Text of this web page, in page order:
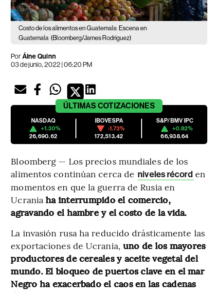
Costo de los alimentos en Guatemala Escena en
Guatemala (Bloomberg/James Rodriguez)
PorÁine Quinn
03 de junio, 2022 | 06:20 PM
ÚLTIMAS COTIZACIONES
NASDAQ
+1.30%
26,690.62
IBOVESPA
-1.73%
172,513.42
S&P/BMV IPC
+0.82%
66,938.64
Bloomberg — Los precios mundiales de los
alimentos continúan cerca de niveles récord en
momentos en que la guerra de Rusia en
Ucraniaha interrumpido el comercio,
agravando el hambre y el costo de la vida.
La invasión rusa ha reducido drásticamente las
exportaciones de Ucrania, uno de los mayores
productores de cereales y aceite vegetal del
mundo. El bloqueo de puertos clave en el mar
Negro ha exacerbado el caos en las cadenas